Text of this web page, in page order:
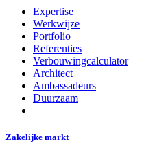
Expertise
Werkwijze
Portfolio
Referenties
Verbouwingcalculator
Architect
Ambassadeurs
Duurzaam
Zakelijke markt